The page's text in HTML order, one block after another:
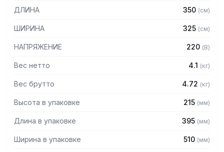
– Подключение к ПК
– Взвешивание нестабильных грузов
– Взвешивание емкостей с жидкостями и получение
– Число поверочных делений: 5000 n
– Диапазон температур: -10 – +40 С
ДЛИНА 350 (см)
ШИРИНА 325 (см)
НАПРЯЖЕНИЕ 220 (В)
Вес нетто 4.1 (кг)
Вес брутто 4.72 (кг)
Высота в упаковке 215 (мм)
Длина в упаковке 395 (мм)
Ширина в упаковке 510 (мм)